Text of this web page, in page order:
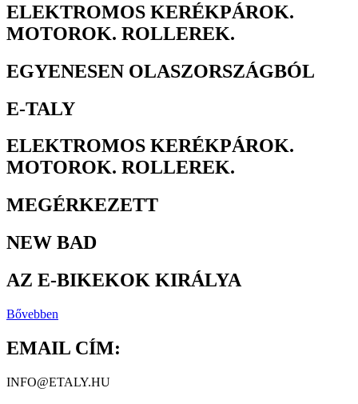
ELEKTROMOS KERÉKPÁROK.
MOTOROK. ROLLEREK.
EGYENESEN OLASZORSZÁGBÓL
E-TALY
ELEKTROMOS KERÉKPÁROK.
MOTOROK. ROLLEREK.
MEGÉRKEZETT
NEW BAD
AZ E-BIKEKOK KIRÁLYA
Bővebben
EMAIL CÍM:
INFO@ETALY.HU